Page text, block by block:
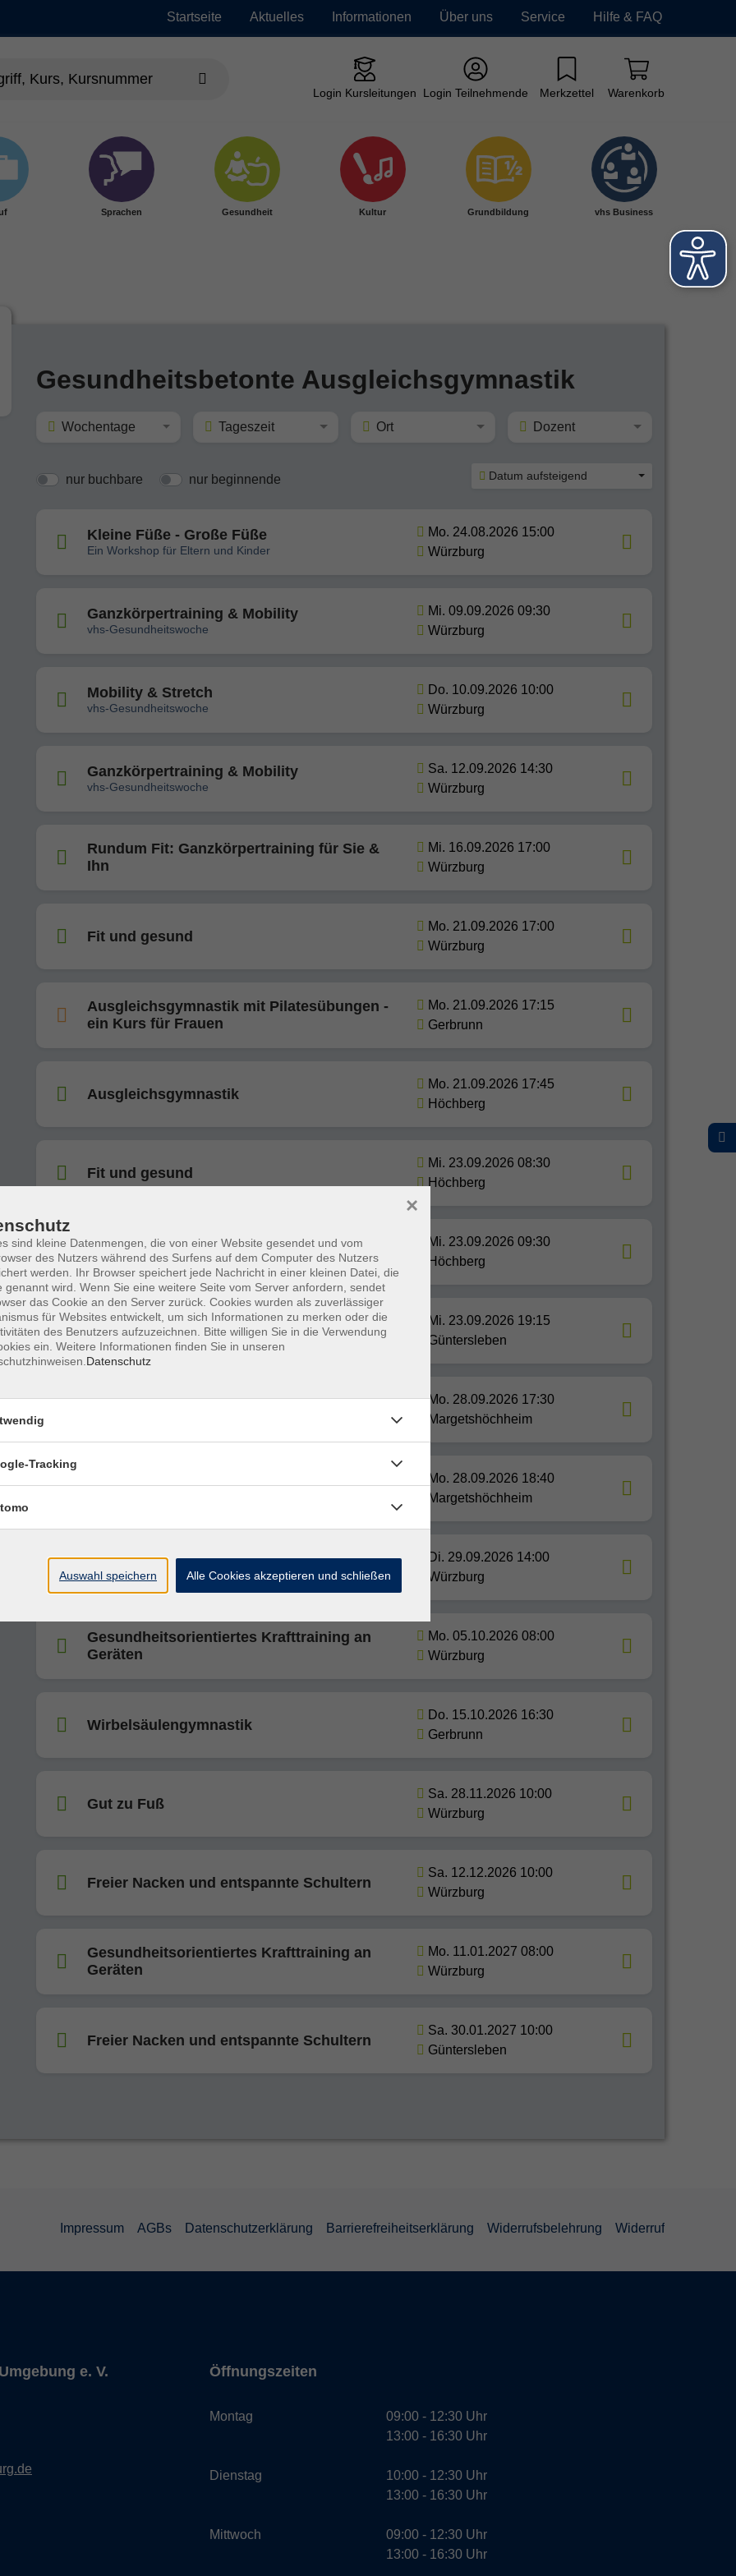
Startseite Aktuelles Informationen Über uns Service Hilfe & FAQ
Login Kursleitungen Login Teilnehmende Merkzettel Warenkorb
Sprachen Gesundheit Kultur Grundbildung vhs Business
Gesundheitsbetonte Ausgleichsgymnastik
Wochentage Tageszeit Ort Dozent
nur buchbare nur beginnende Datum aufsteigend
Kleine Füße - Große Füße
Ein Workshop für Eltern und Kinder
Mo. 24.08.2026 15:00
Würzburg
Ganzkörpertraining & Mobility
vhs-Gesundheitswoche
Mi. 09.09.2026 09:30
Würzburg
Mobility & Stretch
vhs-Gesundheitswoche
Do. 10.09.2026 10:00
Würzburg
Ganzkörpertraining & Mobility
vhs-Gesundheitswoche
Sa. 12.09.2026 14:30
Würzburg
Rundum Fit: Ganzkörpertraining für Sie &
Ihn
Mi. 16.09.2026 17:00
Würzburg
Fit und gesund
Mo. 21.09.2026 17:00
Würzburg
Ausgleichsgymnastik mit Pilatesübungen -
ein Kurs für Frauen
Mo. 21.09.2026 17:15
Gerbrunn
Ausgleichsgymnastik
Mo. 21.09.2026 17:45
Höchberg
Fit und gesund
Mi. 23.09.2026 08:30
Höchberg
Fit und gesund
Mi. 23.09.2026 09:30
Höchberg
Entspannt, beweglich und vital
Mi. 23.09.2026 19:15
Güntersleben
Fitnessgymnastik
Mo. 28.09.2026 17:30
Margetshöchheim
Fitnessgymnastik
Mo. 28.09.2026 18:40
Margetshöchheim
Di. 29.09.2026 14:00
Würzburg
Gesundheitsorientiertes Krafttraining an
Geräten
Mo. 05.10.2026 08:00
Würzburg
Wirbelsäulengymnastik
Do. 15.10.2026 16:30
Gerbrunn
Gut zu Fuß
Sa. 28.11.2026 10:00
Würzburg
Freier Nacken und entspannte Schultern
Sa. 12.12.2026 10:00
Würzburg
Gesundheitsorientiertes Krafttraining an
Geräten
Mo. 11.01.2027 08:00
Würzburg
Freier Nacken und entspannte Schultern
Sa. 30.01.2027 10:00
Güntersleben
Impressum AGBs Datenschutzerklärung Barrierefreiheitserklärung Widerrufsbelehrung Widerruf
e. V. Öffnungszeiten
Montag
Dienstag
Mittwoch
09:00 - 12:30 Uhr
13:00 - 16:30 Uhr
10:00 - 12:30 Uhr
13:00 - 16:30 Uhr
09:00 - 12:30 Uhr
13:00 - 16:30 Uhr
sind kleine Datenmengen, die von einer Website gesendet und vom
des Nutzers während des Surfens auf dem Computer des Nutzers
werden. Ihr Browser speichert jede Nachricht in einer kleinen Datei, die
genannt wird. Wenn Sie eine weitere Seite vom Server anfordern, sendet
das Cookie an den Server zurück. Cookies wurden als zuverlässiger
für Websites entwickelt, um sich Informationen zu merken oder die
des Benutzers aufzuzeichnen. Bitte willigen Sie in die Verwendung
ein. Weitere Informationen finden Sie in unseren
Datenschutz
×
Tracking
Auswahl speichern Alle Cookies akzeptieren und schließen